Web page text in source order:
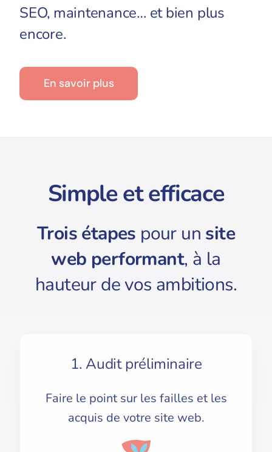
SEO, maintenance… et bien plus
encore.
En savoir plus
Simple et efficace
Trois étapes pour un site
web performant, à la
hauteur de vos ambitions.
1. Audit préliminaire
Faire le point sur les failles et les
acquis de votre site web.